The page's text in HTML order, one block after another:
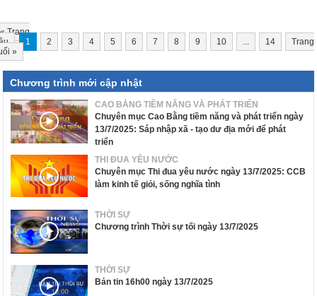
«Trang
1 2 3 4 5 6 7 8 9 10 ... 14
Trang
»
Chương trình mới cập nhật
CAO BẰNG TIỀM NĂNG VÀ PHÁT TRIỂN
Chuyên mục Cao Bằng tiềm năng và phát triển ngày
13/7/2025: Sáp nhập xã - tạo dư địa mới để phát
triển
THI ĐUA YÊU NƯỚC
Chuyên mục Thi đua yêu nước ngày 13/7/2025: CCB
làm kinh tế giỏi, sống nghĩa tình
THỜI SỰ
Chương trình Thời sự tối ngày 13/7/2025
THỜI SỰ
Bản tin 16h00 ngày 13/7/2025